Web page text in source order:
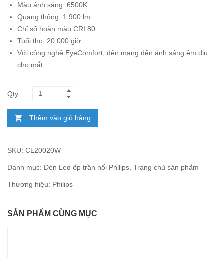
Màu ánh sáng: 6500K
Quang thông: 1.900 lm
Chỉ số hoàn màu CRI 80
Tuổi thọ: 20.000 giờ
Với công nghệ EyeComfort , đèn mang đến ánh sáng êm dịu
cho mắt.
Thêm vào giỏ hàng
SKU: CL20020W
Danh mục: Đèn Led ốp trần nổi Philips Trang chủ sản phẩm
Thương hiệu: Philips
SẢN PHẨM CÙNG MỤC